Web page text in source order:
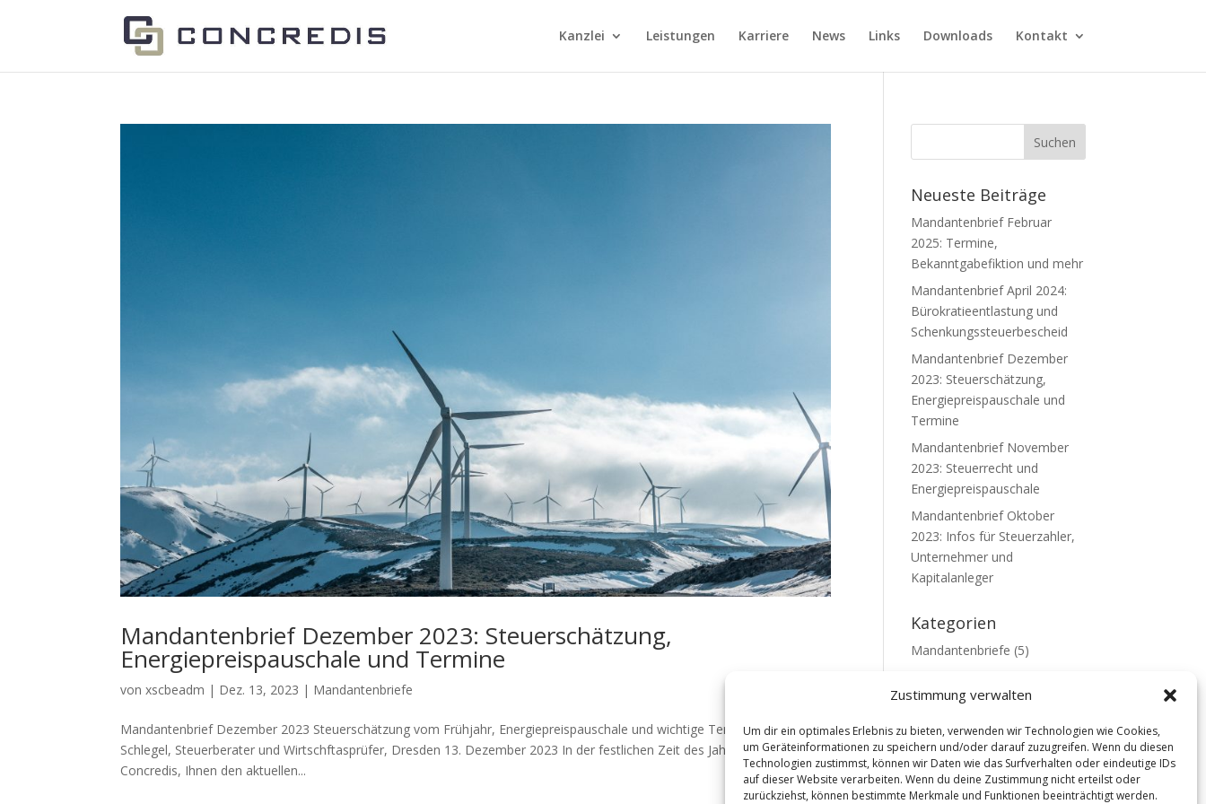
Zustimmung verwalten
Um dir ein optimales Erlebnis zu bieten, verwenden wir Technologien wie Cookies,
um Geräteinformationen zu speichern und/oder darauf zuzugreifen. Wenn du diesen
Technologien zustimmst, können wir Daten wie das Surfverhalten oder eindeutige IDs
auf dieser Website verarbeiten. Wenn du deine Zustimmung nicht erteilst oder
zurückziehst, können bestimmte Merkmale und Funktionen beeinträchtigt werden.
Kanzlei Leistungen Karriere News Links Downloads Kontakt
Mandantenbrief Dezember 2023: Steuerschätzung,
Energiepreispauschale und Termine
vonxscbeadm | Dez. 13, 2023 | Mandantenbriefe
Mandantenbrief Dezember 2023 Steuerschätzung vom Frühjahr, Energiepreispauschale und wichtige Termine Dirk
Schlegel, Steuerberater und Wirtschftasprüfer, Dresden 13. Dezember 2023 In der festlichen Zeit des Jahres freut sich
Concredis, Ihnen den aktuellen...
Neueste Beiträge
Mandantenbrief Februar
2025: Termine,
Bekanntgabefiktion und mehr
Mandantenbrief April 2024:
Bürokratieentlastung und
Schenkungssteuerbescheid
Mandantenbrief Dezember
2023: Steuerschätzung,
Energiepreispauschale und
Termine
Mandantenbrief November
2023: Steuerrecht und
Energiepreispauschale
Mandantenbrief Oktober
2023: Infos für Steuerzahler,
Unternehmer und
Kapitalanleger
Kategorien
Mandantenbriefe (5)
Wirtschaftsnachrichten
Newsarchiv
Newsarchiv